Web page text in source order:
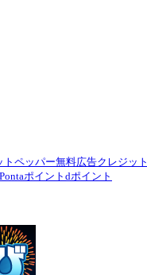
トペッパー無料広告クレジッ
Pontaポイント dポイント